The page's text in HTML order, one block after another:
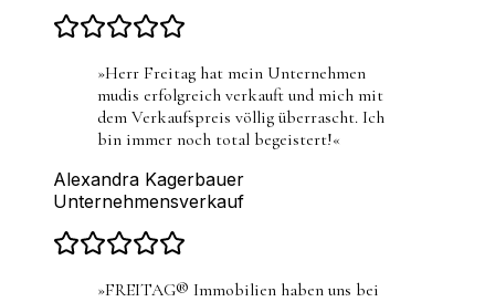
»Herr Freitag hat mein Unternehmen
mudis erfolgreich verkauft und mich mit
dem Verkaufspreis völlig überrascht. Ich
bin immer noch total begeistert!«
Alexandra Kagerbauer
Unternehmensverkauf
»FREITAG® Immobilien haben uns bei